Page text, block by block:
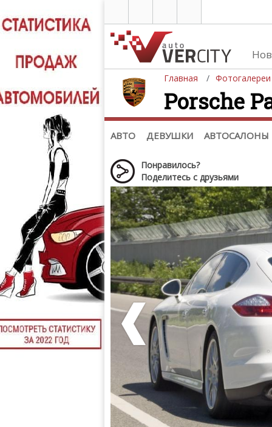
Главная Фотогалереи
Porsche
АВТО ДЕВУШКИ АВТОСАЛОНЫ
Автомобили
Последние добавления
Список марок
(+1102)
Понравилось?
Поделитесь с друзьями